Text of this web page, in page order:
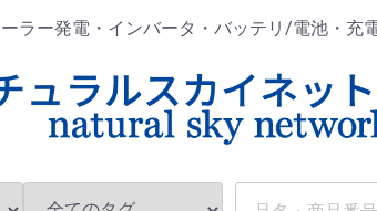
ラー発電・インバータ・バッテリ/電池・